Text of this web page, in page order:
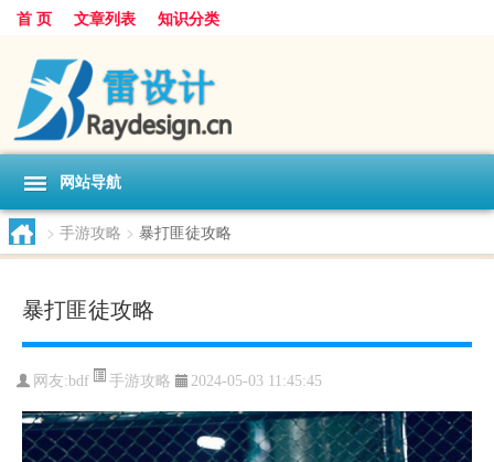
首 页 文章列表 知识分类
网站导航
> 手游攻略 > 暴打匪徒攻略
暴打匪徒攻略
网友:bdf 手游攻略 2024-05-03 11:45:45